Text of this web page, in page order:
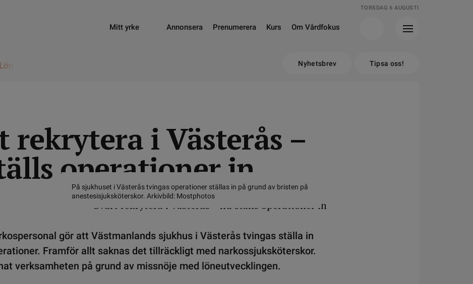
TORSDAG 6 AUGUSTI
Mitt yrke Annonsera Prenumerera Kurs Om Vårdfokus
Lön Nyhetsbrev Tipsa oss!
rekrytera i Västerås –
operationer in
På sjukhuset i Västerås tvingas operationer ställas in på grund av bristen på
anestesisjuksköterskor. Arkivbild: Mostphotos
gör att Västmanlands sjukhus i Västerås tvingas ställa in
Framför allt saknas det tillräckligt med narkossjuksköterskor.
verksamheten på grund av missnöje med löneutvecklingen.